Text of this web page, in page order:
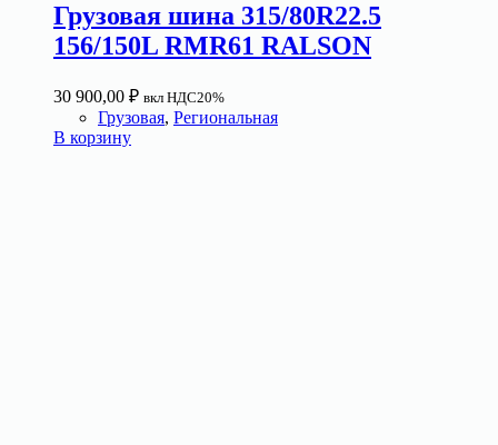
Грузовая шина 315/80R22.5
156/150L RMR61 RALSON
30 900,00 ₽ вкл НДС20%
Грузовая, Региональная
В корзину